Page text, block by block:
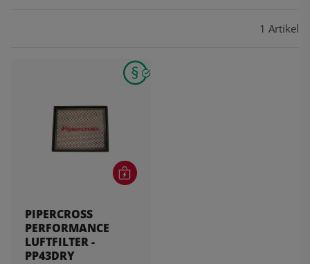
1 Artikel
PIPERCROSS
PERFORMANCE
LUFTFILTER -
PP43DRY